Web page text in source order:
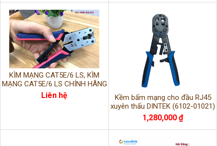
KÌM MẠNG CAT5E/6 LS, KÌM
MẠNG CAT5E/6 LS CHÍNH HÃNG
P/N: LS-CT-C5E(6)-SI-1
Liên hệ
Kềm bấm mạng cho đầu RJ45
xuyên thấu DINTEK (6102-01021)
1,280,000 ₫